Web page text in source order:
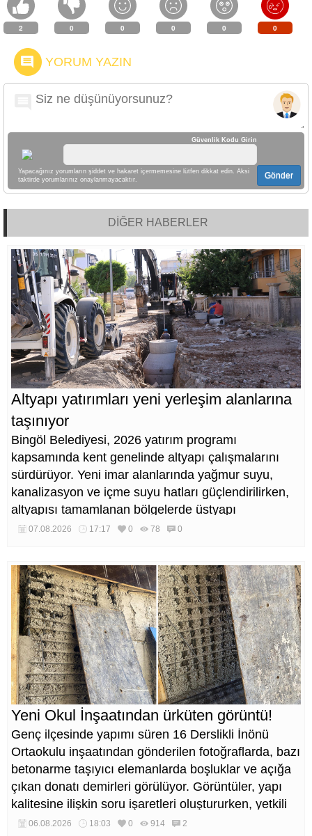
2 0 0 0 0 0
YORUM YAZIN
Güvenlik Kodu Girin
Yapacağınız yorumların şiddet ve hakaret içermemesine lütfen dikkat edin. Aksi
taktirde yorumlarınız onaylanmayacaktır.
Gönder
DİĞER HABERLER
Altyapı yatırımları yeni yerleşim alanlarına
taşınıyor
Bingöl Belediyesi, 2026 yatırım programı
kapsamında kent genelinde altyapı çalışmalarını
sürdürüyor. Yeni imar alanlarında yağmur suyu,
kanalizasyon ve içme suyu hatları güçlendirilirken,
altyapısı tamamlanan bölgelerde üstyapı
düzenlemeleri de eş zamanlı yürütülüyor.
07.08.2026 17:17 0 78 0
Yeni Okul İnşaatından ürküten görüntü!
Genç ilçesinde yapımı süren 16 Derslikli İnönü
Ortaokulu inşaatından gönderilen fotoğraflarda, bazı
betonarme taşıyıcı elemanlarda boşluklar ve açığa
çıkan donatı demirleri görülüyor. Görüntüler, yapı
kalitesine ilişkin soru işaretleri oluştururken, yetkili
kurumların teknik inceleme yapması çağrısı yapıldı.
06.08.2026 18:03 0 914 2